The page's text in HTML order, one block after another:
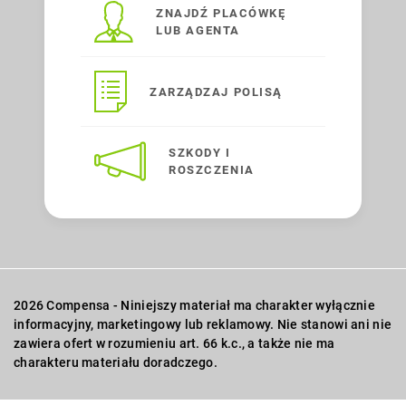
ZNAJDŹ PLACÓWKĘ
LUB AGENTA
ZARZĄDZAJ POLISĄ
SZKODY I
ROSZCZENIA
2026 Compensa - Niniejszy materiał ma charakter wyłącznie
informacyjny, marketingowy lub reklamowy. Nie stanowi ani nie
zawiera ofert w rozumieniu art. 66 k.c., a także nie ma
charakteru materiału doradczego.